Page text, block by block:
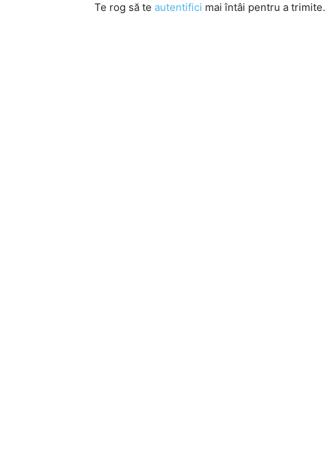
Te rog să te autentifici mai întâi pentru a trimite.